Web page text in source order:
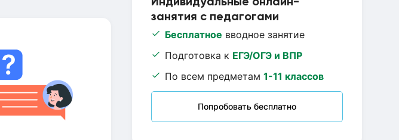
занятия с педагогами
Бесплатное вводное занятие
Подготовка к ЕГЭ/ОГЭ и ВПР
По всем предметам 1-11 классов
Попробовать бесплатно